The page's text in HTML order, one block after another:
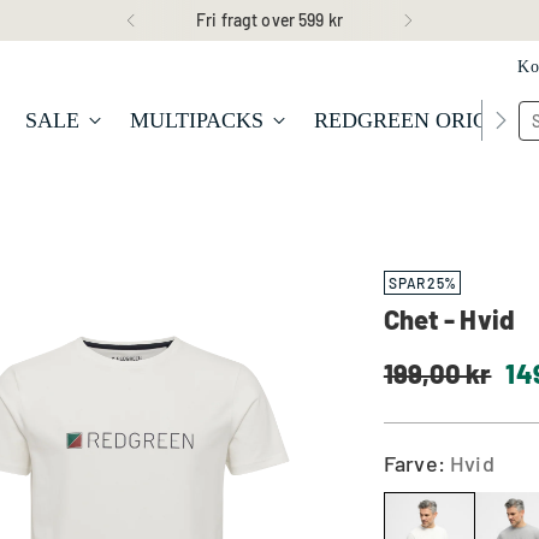
30 dages returret
SALE MULTIPACKS REDGREEN
SPAR 25%
Chet - Hvid
Normal
199,00 kr
Farve: Hvid